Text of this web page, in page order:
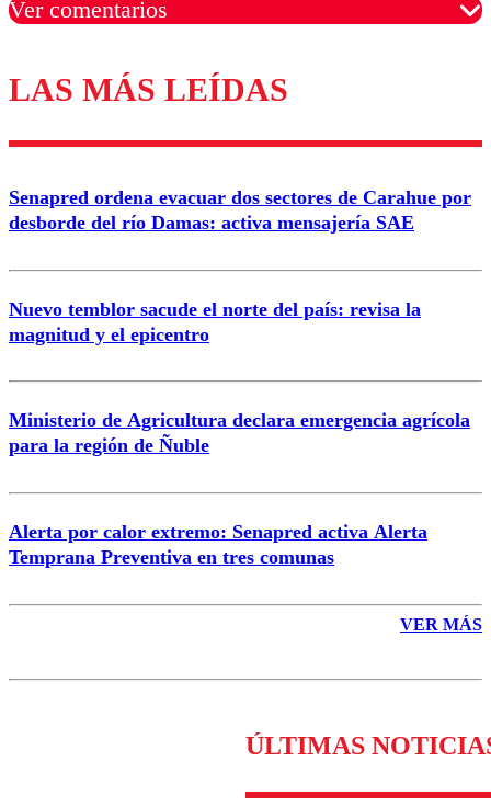
Ver comentarios
Los comentarios son moderados para garantizar un
diálogo respetuoso.
Correo
LAS MÁS LEÍDAS
Senapred ordena evacuar dos sectores de Carahue por
desborde del río Damas: activa mensajería SAE
Nuevo temblor sacude el norte del país: revisa la
magnitud y el epicentro
Ministerio de Agricultura declara emergencia agrícola
para la región de Ñuble
Alerta por calor extremo: Senapred activa Alerta
Temprana Preventiva en tres comunas
VER MÁS
ÚLTIMAS